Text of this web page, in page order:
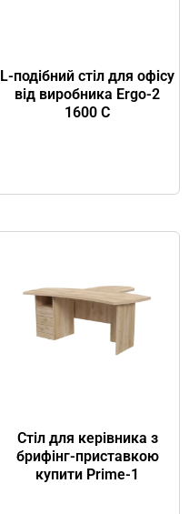
L-подібний стіл для офісу
від виробника Ergo-2
1600 C
Стіл для керівника з
брифінг-приставкою
купити Prime-1